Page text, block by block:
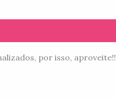
por isso, aproveite!!